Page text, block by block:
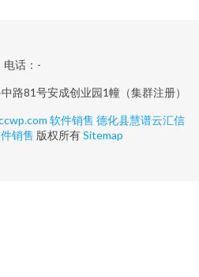
电话：-
路81号安成创业园1幢（集群注册）
软件销售 德化县慧谱云汇信
销售 版权所有Sitemap